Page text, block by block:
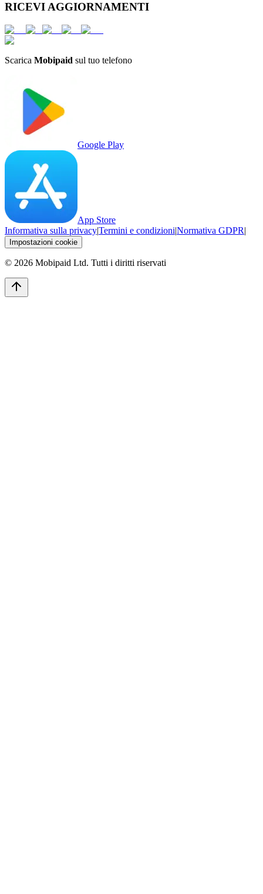
RICEVI AGGIORNAMENTI
Scarica Mobipaid sul tuo telefono
Google Play
App Store
Informativa sulla privacy|Termini e condizioni|Normativa GDPR|
Impostazioni cookie
© 2026 Mobipaid Ltd. Tutti i diritti riservati